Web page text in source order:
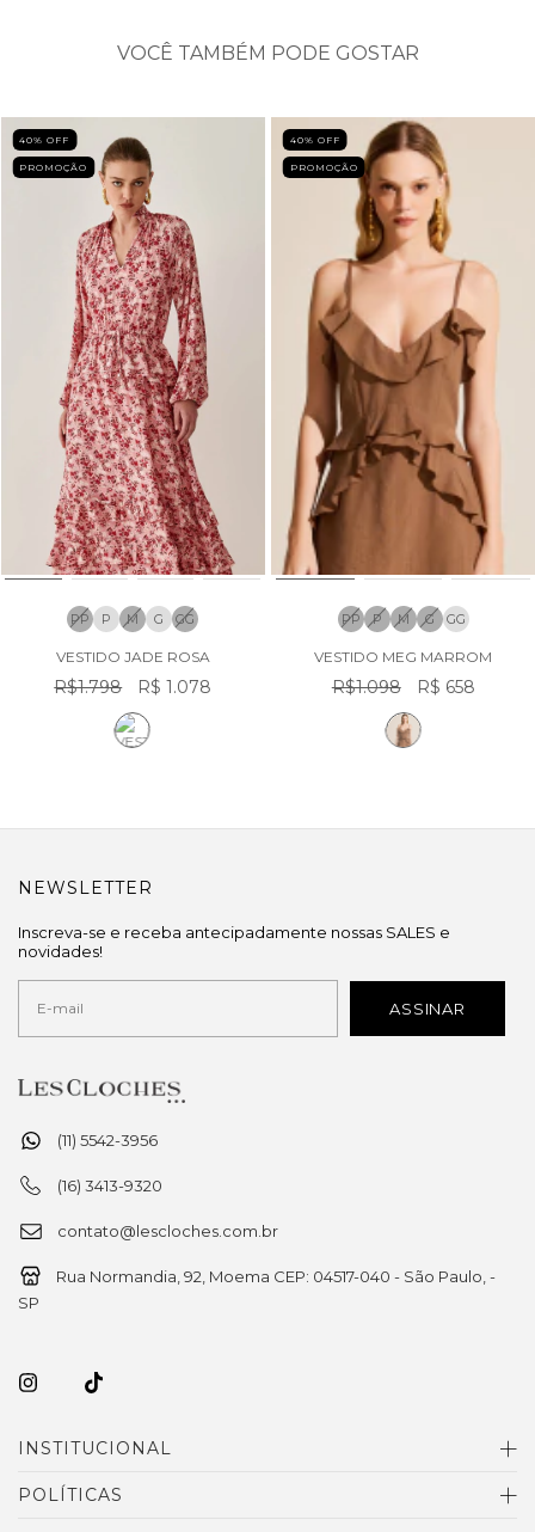
VOCÊ TAMBÉM PODE GOSTAR
40% OFF
PROMOÇÃO
PP P M G GG
VESTIDO JADE ROSA
R$1.798 R$ 1.078
40% OFF
PROMOÇÃO
PP P M G GG
VESTIDO MEG MARROM
R$1.098 R$ 658
(11) 5542-3956
(16) 3413-9320
contato@lescloches.com.br
Rua Normandia, 92, Moema CEP: 04517-040 - São Paulo, -
SP
INSTITUCIONAL
POLÍTICAS
NEWSLETTER
Inscreva-se e receba antecipadamente nossas SALES e
novidades!